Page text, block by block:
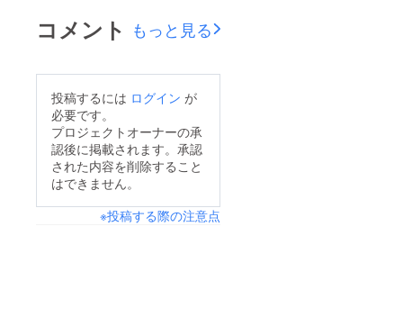
グ企画の紹介をいたし
ました。これからも継
す。引き続きご支援の
程、よろしくお願いい
たします。
コメント もっと見る
投稿するには ログイン が
必要です。
プロジェクトオーナーの承
認後に掲載されます。承認
された内容を削除すること
はできません。
※投稿する際の注意点